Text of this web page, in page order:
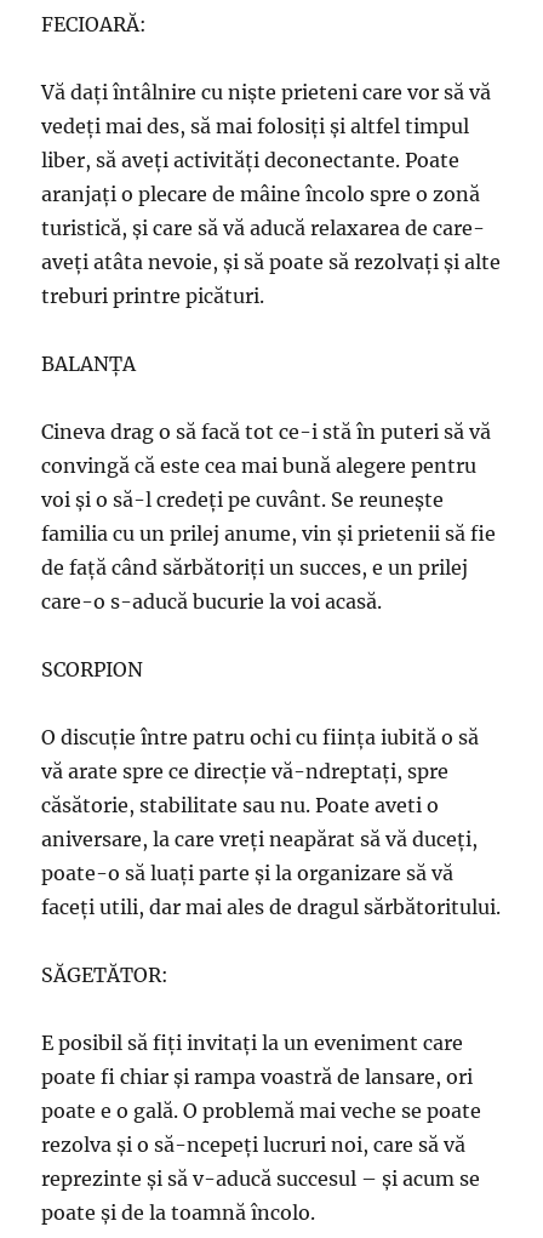
FECIOARĂ:
Vă daţi întâlnire cu nişte prieteni care vor să vă
vedeţi mai des, să mai folosiţi şi altfel timpul
liber, să aveţi activităţi deconectante. Poate
aranjaţi o plecare de mâine încolo spre o zonă
turistică, şi care să vă aducă relaxarea de care-
aveți atâta nevoie, şi să poate să rezolvaţi şi alte
treburi printre picături.
BALANŢA
Cineva drag o să facă tot ce-i stă în puteri să vă
convingă că este cea mai bună alegere pentru
voi şi o să-l credeţi pe cuvânt. Se reuneşte
familia cu un prilej anume, vin şi prietenii să fie
de față când sărbătoriţi un succes, e un prilej
care-o s-aducă bucurie la voi acasă.
SCORPION
O discuţie între patru ochi cu fiinţa iubită o să
vă arate spre ce direcţie vă-ndreptaţi, spre
căsătorie, stabilitate sau nu. Poate aveti o
aniversare, la care vreţi neapărat să vă duceţi,
poate-o să luaţi parte şi la organizare să vă
faceţi utili, dar mai ales de dragul sărbătoritului.
SĂGETĂTOR:
E posibil să fiţi invitaţi la un eveniment care
poate fi chiar şi rampa voastră de lansare, ori
poate e o gală. O problemă mai veche se poate
rezolva şi o să-ncepeți lucruri noi, care să vă
reprezinte şi să v-aducă succesul – şi acum se
poate şi de la toamnă încolo.